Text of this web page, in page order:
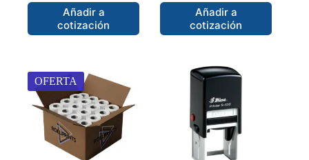
Añadir a
cotización
Añadir a
cotización
OFERTA